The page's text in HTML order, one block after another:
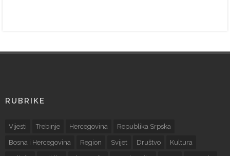
RUBRIKE
Vijesti Trebinje Hercegovina Republika Srpska
Bosna i Hercegovina Region Svijet Društvo Kultura